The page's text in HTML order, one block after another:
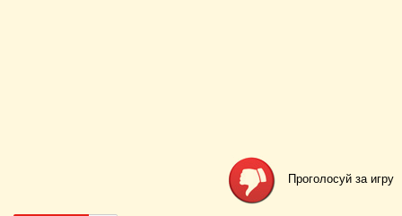
Проголосуй за игру